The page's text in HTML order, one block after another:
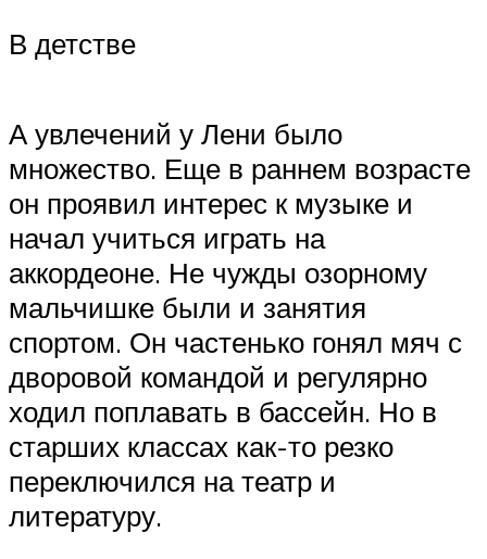
В детстве
А увлечений у Лени было
множество. Еще в раннем возрасте
он проявил интерес к музыке и
начал учиться играть на
аккордеоне. Не чужды озорному
мальчишке были и занятия
спортом. Он частенько гонял мяч с
дворовой командой и регулярно
ходил поплавать в бассейн. Но в
старших классах как-то резко
переключился на театр и
литературу.